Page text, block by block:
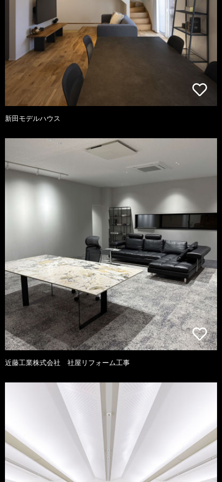
新田モデルハウス
近藤工業株式会社 社屋リフォーム工事